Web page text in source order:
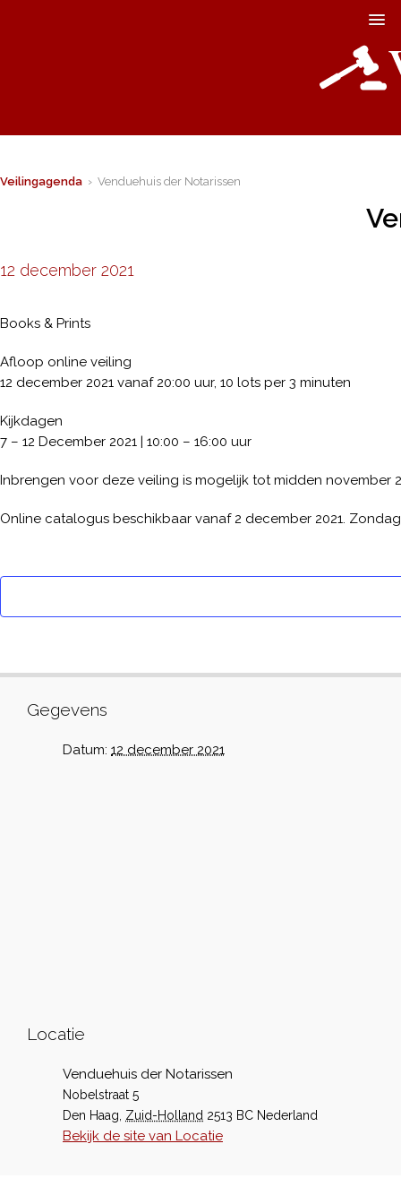
Veilingagenda › Venduehuis der Notarissen
12 december 2021
Books & Prints
Afloop online veiling
12 december 2021 vanaf 20:00 uur, 10 lots per 3 minuten
Kijkdagen
7 – 12 December 2021 | 10:00 – 16:00 uur
Inbrengen voor deze veiling is mogelijk tot midden november
Online catalogus beschikbaar vanaf 2 december 2021.
Gegevens
Datum: 12 december 2021
Locatie
Venduehuis der Notarissen
Nobelstraat 5
Den Haag Zuid-Holland 2513 BC Nederland
Bekijk de site van Locatie